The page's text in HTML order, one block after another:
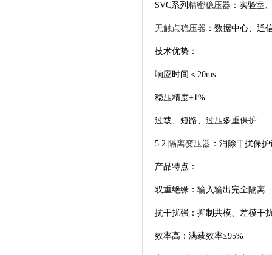
SVC系列 精密稳压器 ：实验室
无触点稳压器 ：数据中心、通
技术优势：
响应时间＜20ms
稳压精度±1%
过载、短路、过压多重保护
5.2 隔离变压器 ：消除干扰保
产品特点：
双重绝缘：输入输出完全隔离
抗干扰强：抑制共模、差模干
效率高：满载效率≥95%